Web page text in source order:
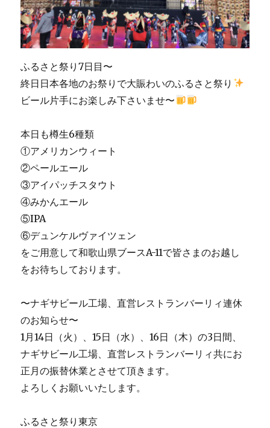
ふるさと祭り7日目〜
終日日本各地のお祭りで大賑わいのふるさと祭り
ビール片手にお楽しみ下さいませ〜
本日も樽生6種類
①アメリカンウィート
②ペールエール
③アイパッチスタウト
④みかんエール
⑤IPA
⑥デュンケルヴァイツェン
をご用意して和歌山県ブースA-11で皆さまのお越し
をお待ちしております。
〜ナギサビール工場、直営レストランバーリィ連休
のお知らせ〜
1月14日（火）、15日（水）、16日（木）の3日間、
ナギサビール工場、直営レストランバーリィ共にお
正月の振替休業とさせて頂きます。
よろしくお願いいたします。
ふるさと祭り東京